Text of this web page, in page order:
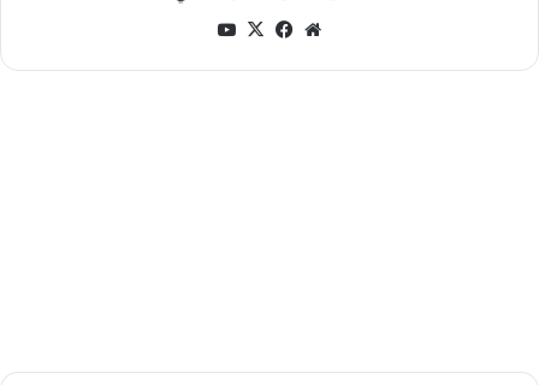
موقع فيسبوك‫X
ي
ف